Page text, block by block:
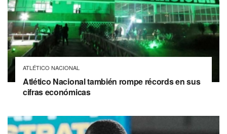
ATLÉTICO NACIONAL
Atlético Nacional también rompe récords en sus
cifras económicas